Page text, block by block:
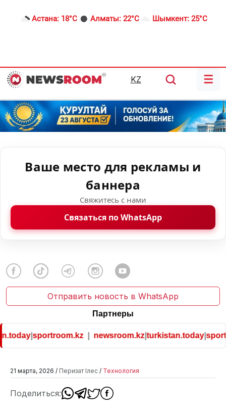
Астана: 18°C Алматы: 22°C Шымкент: 25°C
KZ ☰
Ваше место для рекламы и
баннера
Свяжитесь с нами
Связаться по WhatsApp
Отправить новость в WhatsApp
Партнеры
|sportroom.kz| newsroom.kz|turkistan.today|
21 марта, 2026 / Перизат Ілес / Технология
Поделиться: